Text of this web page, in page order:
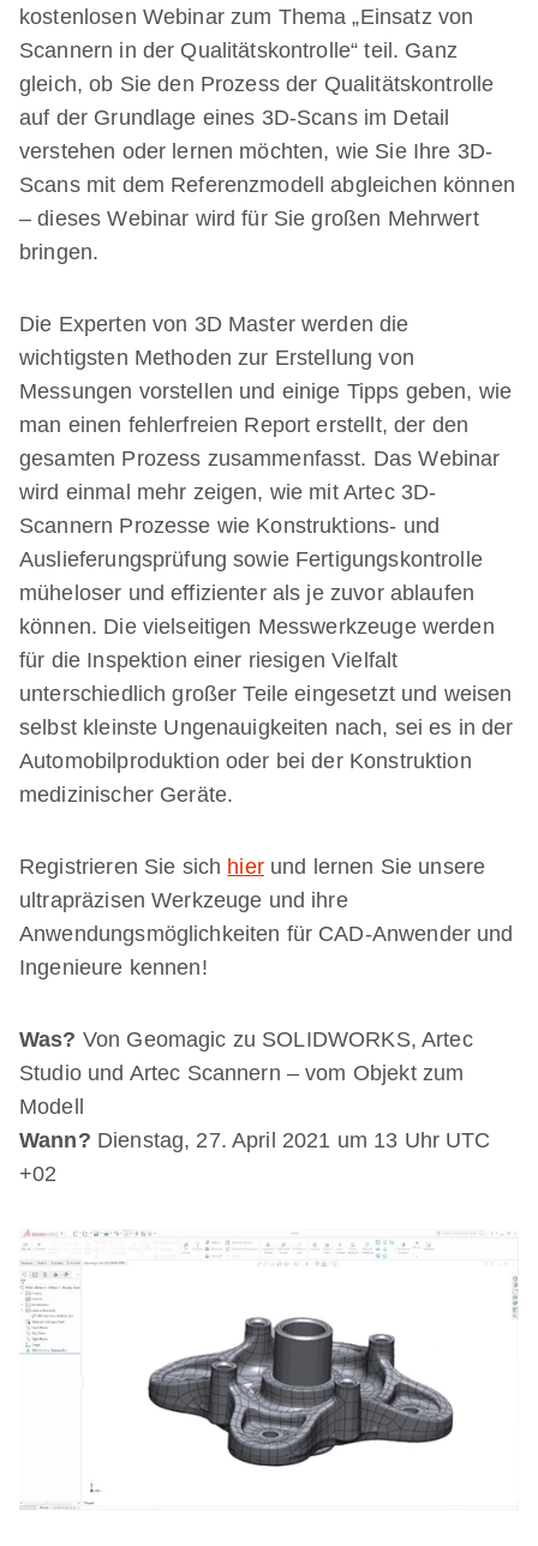
kostenlosen Webinar zum Thema „Einsatz von
Scannern in der Qualitätskontrolle“ teil. Ganz
gleich, ob Sie den Prozess der Qualitätskontrolle
auf der Grundlage eines 3D-Scans im Detail
verstehen oder lernen möchten, wie Sie Ihre 3D-
Scans mit dem Referenzmodell abgleichen können
– dieses Webinar wird für Sie großen Mehrwert
bringen.
Die Experten von 3D Master werden die
wichtigsten Methoden zur Erstellung von
Messungen vorstellen und einige Tipps geben, wie
man einen fehlerfreien Report erstellt, der den
gesamten Prozess zusammenfasst. Das Webinar
wird einmal mehr zeigen, wie mit Artec 3D-
Scannern Prozesse wie Konstruktions- und
Auslieferungsprüfung sowie Fertigungskontrolle
müheloser und effizienter als je zuvor ablaufen
können. Die vielseitigen Messwerkzeuge werden
für die Inspektion einer riesigen Vielfalt
unterschiedlich großer Teile eingesetzt und weisen
selbst kleinste Ungenauigkeiten nach, sei es in der
Automobilproduktion oder bei der Konstruktion
medizinischer Geräte.
Registrieren Sie sich hierund lernen Sie unsere
ultrapräzisen Werkzeuge und ihre
Anwendungsmöglichkeiten für CAD-Anwender und
Ingenieure kennen!
Was? Von Geomagic zu SOLIDWORKS, Artec
Studio und Artec Scannern – vom Objekt zum
Modell
Wann? Dienstag, 27. April 2021 um 13 Uhr UTC
+02